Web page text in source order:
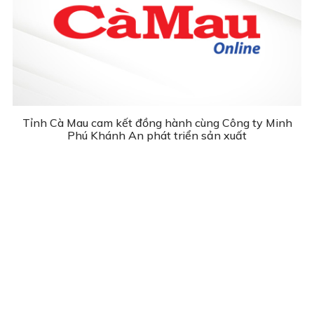
Tỉnh Cà Mau cam kết đồng hành cùng Công ty Minh
Phú Khánh An phát triển sản xuất